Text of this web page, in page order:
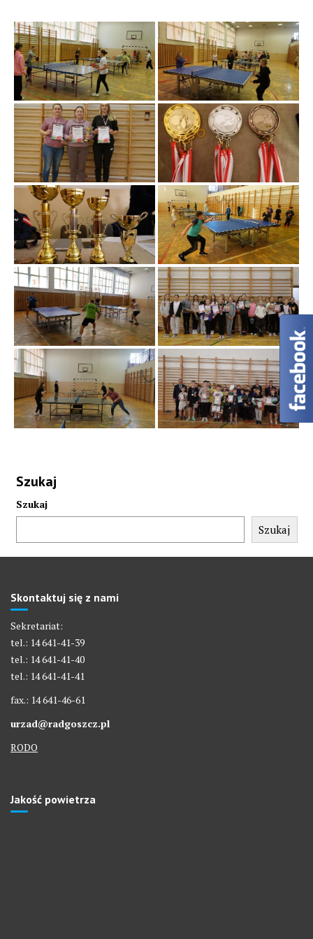
Szukaj
Szukaj
Szukaj
Skontaktuj się z nami
Sekretariat:
tel.: 14 641-41-39
tel.: 14 641-41-40
tel.: 14 641-41-41
fax.: 14 641-46-61
urzad@radgoszcz.pl
RODO
Jakość powietrza